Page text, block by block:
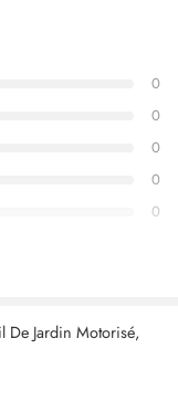
0
0
0
0
0
tondeuse gazon
De Jardin Motorisé,